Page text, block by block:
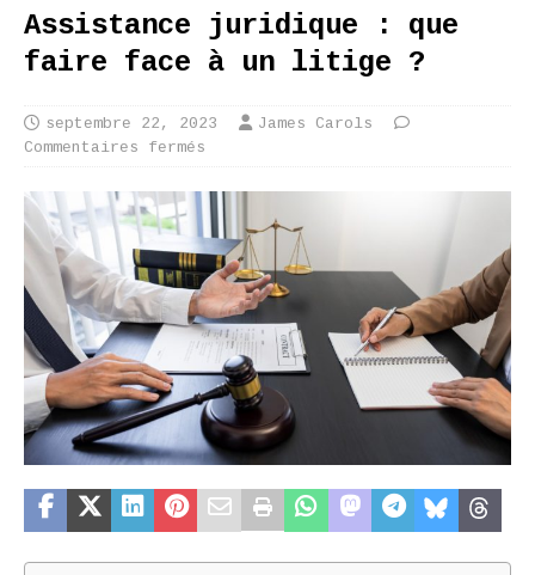
Assistance juridique : que
faire face à un litige ?
septembre 22, 2023
James Carols
Commentaires fermés